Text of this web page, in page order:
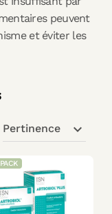
peuvent
et éviter les
Pertinence expand_more
PACK